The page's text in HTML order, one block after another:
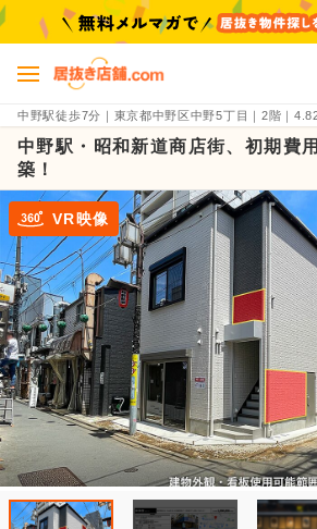
中野駅徒歩7分｜東京都中野区中野5丁目｜2階｜
中野駅・昭和新道商店街、初期費
築！
VR映像